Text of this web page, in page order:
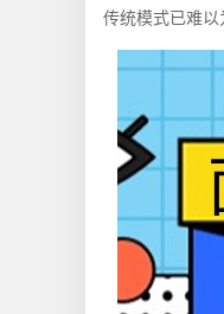
传统模式已难以